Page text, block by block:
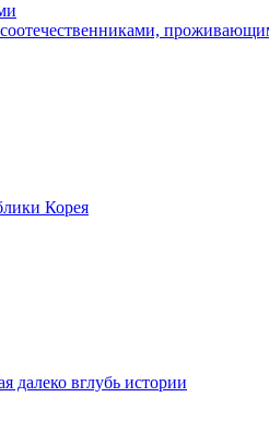
Корея
далеко вглубь истории